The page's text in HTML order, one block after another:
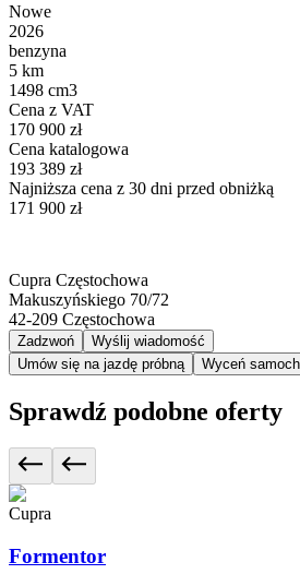
Nowe
2026
benzyna
5 km
1498 cm3
Cena z VAT
170 900 zł
Cena katalogowa
193 389 zł
Najniższa cena z 30 dni przed obniżką
171 900 zł
Cupra Częstochowa
Makuszyńskiego 70/72
42-209 Częstochowa
Zadzwoń
Wyślij wiadomość
Umów się na jazdę próbną
Wyceń
Sprawdź podobne oferty
Cupra
Formentor